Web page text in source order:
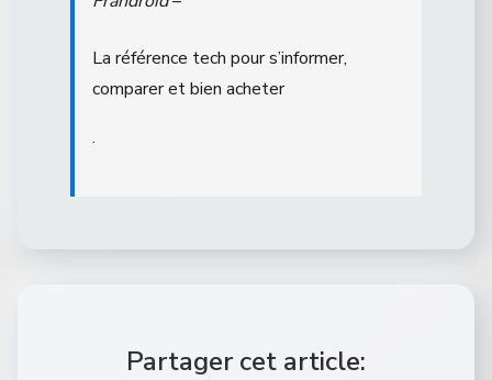
La référence tech pour s’informer,
comparer et bien acheter
.
Partager cet article: